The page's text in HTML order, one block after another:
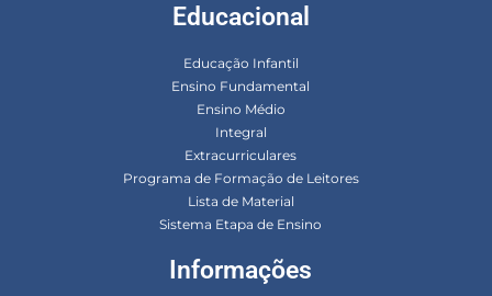
Educacional
Educação Infantil
Ensino Fundamental
Ensino Médio
Integral
Extracurriculares
Programa de Formação de Leitores
Lista de Material
Sistema Etapa de Ensino
Informações